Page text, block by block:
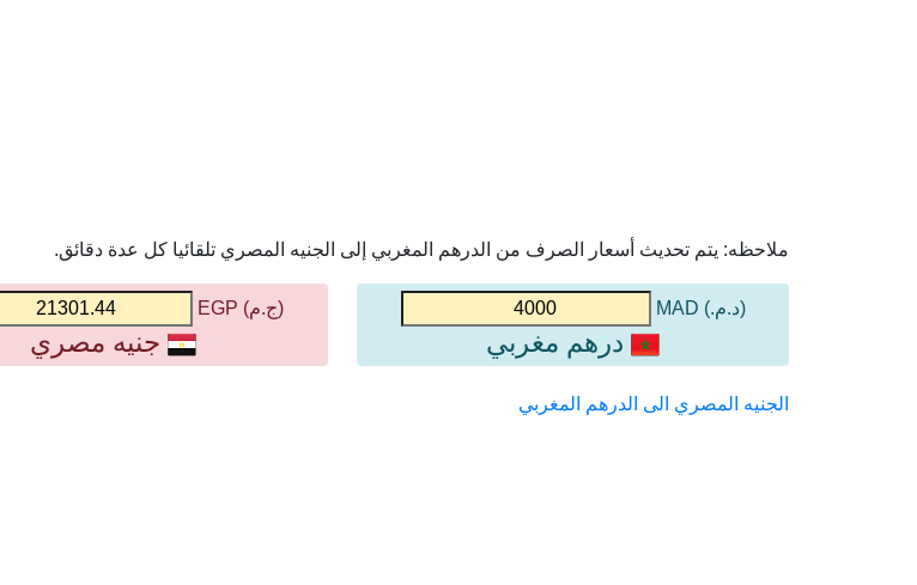
ملاحظه: يتم تحديث أسعار الصرف من الدرهم المغربي إلى الجنيه المصري تلقائيا كل عدة دقائق.
(د.م.) MAD
درهم مغربي
(ج.م) EGP
جنيه مصري
الجنيه المصري الى الدرهم المغربي